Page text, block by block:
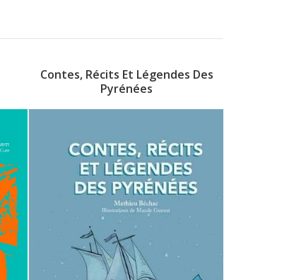
Contes, Récits Et Légendes Des
Pyrénées